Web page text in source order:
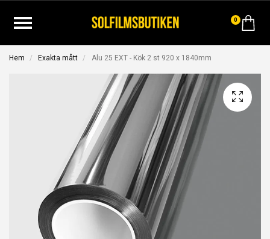
0
Hem Exakta mått Alu 25 EXT - Kök 2 st 920 x 1840mm